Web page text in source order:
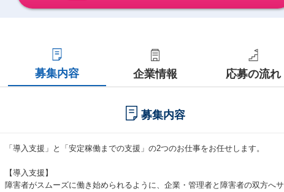
募集内容 企業情報 応募の流れ
募集内容
「導入支援」と「安定稼働までの支援」の2つのお仕事をお任せします。
【導入支援】
障害者がスムーズに働き始められるように、企業・管理者と障害者の双方へサ